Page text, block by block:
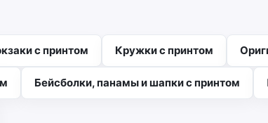
с принтом Кружки с принтом
Бейсболки, панамы и шапки с принтом